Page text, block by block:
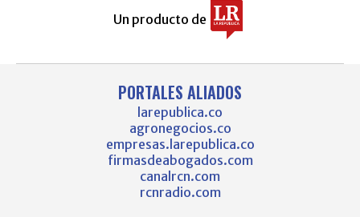
Un producto de
PORTALES ALIADOS
larepublica.co
agronegocios.co
empresas.larepublica.co
firmasdeabogados.com
canalrcn.com
rcnradio.com